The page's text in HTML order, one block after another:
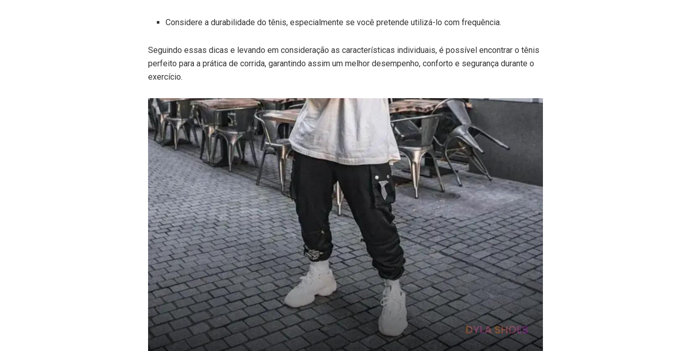
Considere a durabilidade do tênis, especialmente se você pretende utilizá-lo com frequência.
Seguindo essas dicas e levando em consideração as características individuais, é possível encontrar o tênis
perfeito para a prática de corrida, garantindo assim um melhor desempenho, conforto e segurança durante o
exercício.